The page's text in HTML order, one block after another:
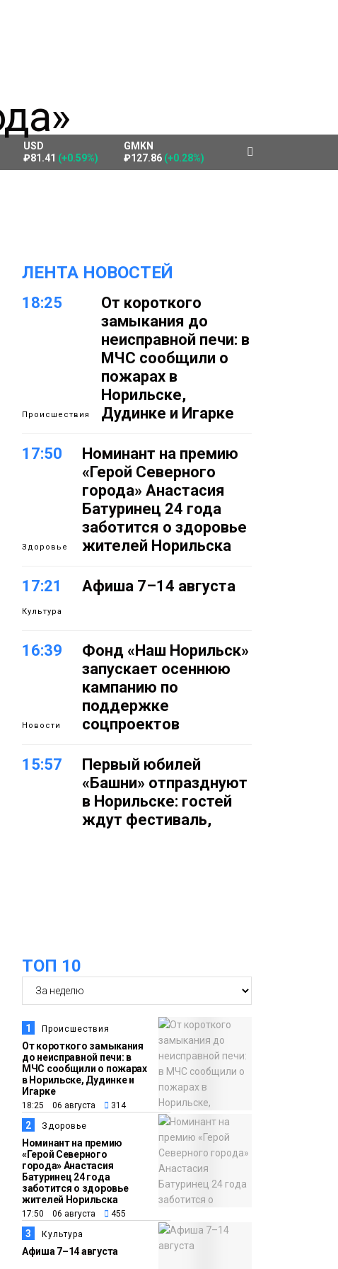
USD
₽81.41 (+0.59%)
GMKN
₽127.86 (+0.28%)
ЛЕНТА НОВОСТЕЙ
18:25
Происшествия
От короткого
замыкания до
неисправной печи: в
МЧС сообщили о
пожарах в
Норильске,
Дудинке и Игарке
17:50
Здоровье
Номинант на премию
«Герой Северного
города» Анастасия
Батуринец 24 года
заботится о здоровье
жителей Норильска
17:21
Культура
Афиша 7–14 августа
16:39
Новости
Фонд «Наш Норильск»
запускает осеннюю
кампанию по
поддержке
соцпроектов
15:57
Первый юбилей
«Башни» отпразднуют
в Норильске: гостей
ждут фестиваль,
14:36
Плато
Путорана
На плато Путорана
создадут систему
наблюдения за вечной
мерзлотой и очистят
территорию от мусора
13:47
Новости
Заполярный
транспортный филиал
в Дудинке
заасфальтировал 47
тысяч «квадратов»
грузовых площадок
13:10
В Норильске лыжную
базу «Оль-Гуль»
ТОП 10
1 Происшествия
От короткого замыкания
до неисправной печи: в
МЧС сообщили о пожарах
в Норильске, Дудинке и
Игарке
18:25 06 августа 314
2 Здоровье
Номинант на премию
«Герой Северного
города» Анастасия
Батуринец 24 года
заботится о здоровье
жителей Норильска
17:50 06 августа 455
3 Культура
Афиша 7–14 августа